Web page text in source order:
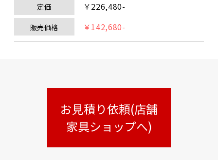
定価 ￥226,480-
販売価格 ￥142,680-
お見積り依頼(店舗
家具ショップへ)